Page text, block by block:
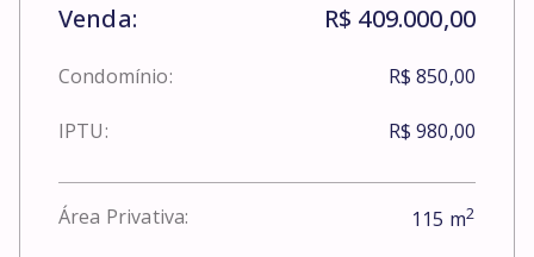
Venda: R$ 409.000,00
Condomínio: R$ 850,00
IPTU: R$ 980,00
Área Privativa: 115 m2